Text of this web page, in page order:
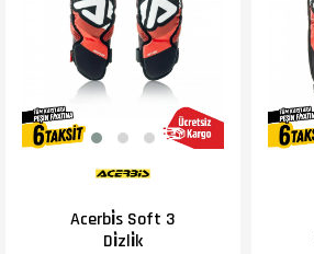
Acerbi̇s Soft 3
Di̇zli̇k